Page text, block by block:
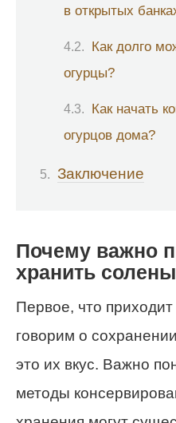
в открытых
Как долго
огурцы?
Как начать
огурцов дома?
Заключение
Почему важно
хранить
Первое, что
говорим о
это их вкус. Важно
методы